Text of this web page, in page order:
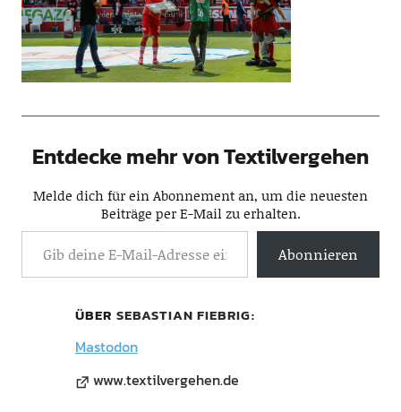
Entdecke mehr von Textilvergehen
Melde dich für ein Abonnement an, um die neuesten
Beiträge per E-Mail zu erhalten.
Abonnieren
ÜBER SEBASTIAN FIEBRIG
Mastodon
www.textilvergehen.de